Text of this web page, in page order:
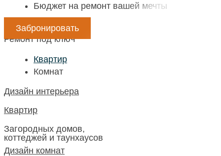
Бюджет на ремонт вашей мечты
Забронировать
Ремонт под ключ
Квартир
Комнат
Дизайн интерьера
Квартир
Загородных домов,
коттеджей и таунхаусов
Дизайн комнат